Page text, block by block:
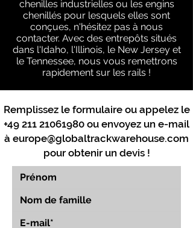
chenilles industrielles ou les engins
chenillés pour lesquels elles sont
conçues, n'hésitez pas à nous
contacter. Avec des entrepôts situés
dans l'Idaho, l'Illinois, le New Jersey et
le Tennessee, nous vous remettrons
rapidement sur les rails !
Remplissez le formulaire ou appelez le
+49 211 21061980 ou envoyez un e-mail
à europe@globaltrackwarehouse.com
pour obtenir un devis !